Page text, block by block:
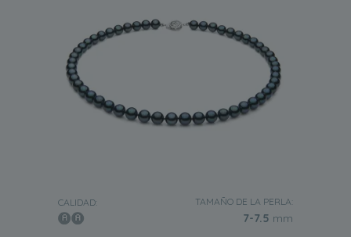
CALIDAD: TAMAÑO DE LA PERLA:
7-7.5 mm